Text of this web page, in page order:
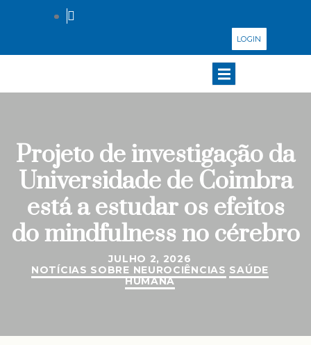
LOGIN
Projeto de investigação da
Universidade de Coimbra
está a estudar os efeitos
do mindfulness no cérebro
JULHO 2, 2026
NOTÍCIAS SOBRE NEUROCIÊNCIAS SAÚDE
HUMANA